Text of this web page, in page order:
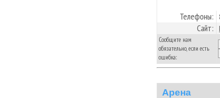
Телефоны:
Сайт:
Сообщите нам
обязательно, если есть
ошибка:
Арена